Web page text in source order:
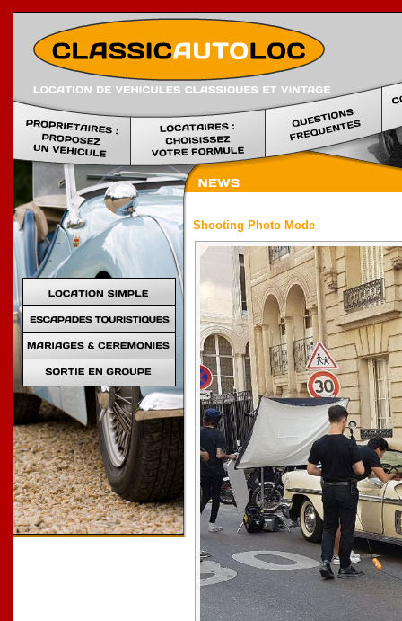
Shooting Photo Mode